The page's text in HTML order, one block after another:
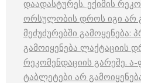
დაადასტურეს. ექიმის
ორსულობის დროს იგი არ
მეძუძურებში გამოყენება:
გამოიყენება ლაქტაციის
რეკომენდაციის გარეშე.
ტაბლეტები არ